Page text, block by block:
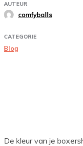
AUTEUR
comfyballs
CATEGORIE
Blog
De kleur van je